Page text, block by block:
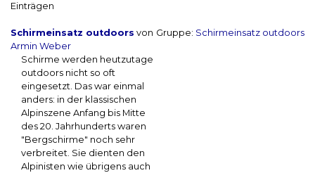
Einträgen
Schirmeinsatz outdoors von
Armin Weber
Gruppe: Schirmeinsatz outdoors
Schirme werden heutzutage
outdoors nicht so oft
eingesetzt. Das war einmal
anders: in der klassischen
Alpinszene Anfang bis Mitte
des 20. Jahrhunderts waren
"Bergschirme" noch sehr
verbreitet. Sie dienten den
Alpinisten wie übrigens auch